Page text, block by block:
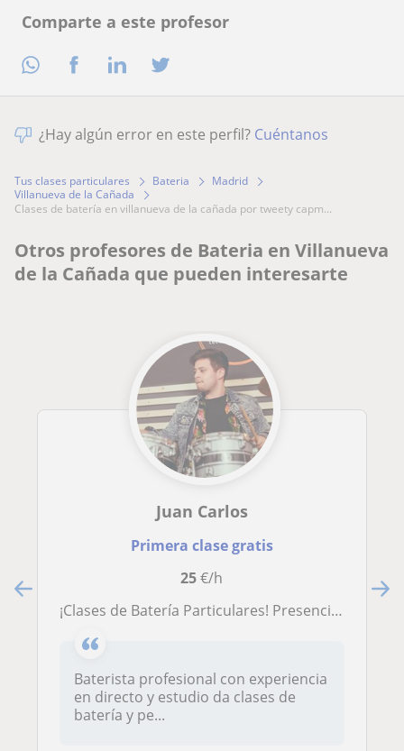
Comparte a este profesor
¿Hay algún error en este perfil? Cuéntanos
Tus clases particulares Bateria
Madrid
Villanueva de la Cañada
clases de batería en villanueva de la cañada por tweety capm...
Otros profesores de Bateria en Villanueva
de la Cañada que pueden interesarte
Juan Carlos
Primera clase gratis
25€/h
¡Clases de Batería Particulares! Presenciales & Online
Baterista profesional con experiencia
en directo y estudio da clases de
batería y pe...